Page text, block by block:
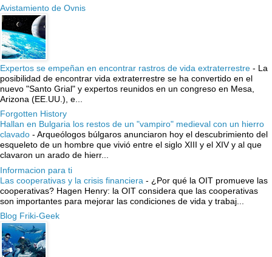
Avistamiento de Ovnis
Expertos se empeñan en encontrar rastros de vida extraterrestre - La
posibilidad de encontrar vida extraterrestre se ha convertido en el
nuevo "Santo Grial" y expertos reunidos en un congreso en Mesa,
Arizona (EE.UU.), e...
Forgotten History
Hallan en Bulgaria los restos de un "vampiro" medieval con un hierro
clavado - Arqueólogos búlgaros anunciaron hoy el descubrimiento del
esqueleto de un hombre que vivió entre el siglo XIII y el XIV y al que
clavaron un arado de hierr...
Informacion para ti
Las cooperativas y la crisis financiera - ¿Por qué la OIT promueve las
cooperativas? Hagen Henry: la OIT considera que las cooperativas
son importantes para mejorar las condiciones de vida y trabaj...
Blog Friki-Geek